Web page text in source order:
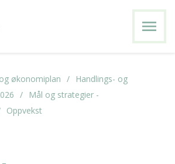
menu
økonomiplan
Handlings- og
Mål og strategier -
Oppvekst